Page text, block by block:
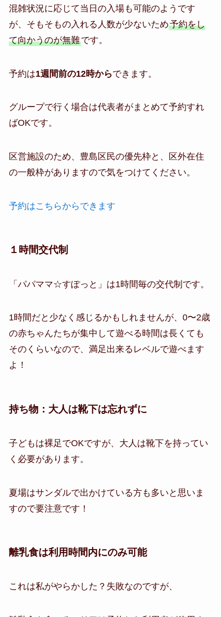
混雑状況に応じて当日の入場も可能のようです
が、そもそもの入れる人数が少ないため予約をし
て向かうのが無難です。
予約は1週間前の12時からできます。
グループで行く場合は代表者がまとめて予約すれ
ばOKです。
区営施設のため、豊島区民の優先枠と、区外在住
の一般枠がありますので気をつけてください。
予約はこちらからできます
１時間交代制
「パパママ☆すぽっと」は1時間毎の交代制です。
1時間だと少なく感じるかもしれませんが、0〜2歳
の赤ちゃんたちが集中して遊べる時間は長くても
そのくらいなので、満足出来るレベルで遊べます
よ！
持ち物：大人は靴下は忘れずに
子どもは裸足でOKですが、大人は靴下を持ってい
く必要があります。
夏場はサンダルで出かけている方も多いと思いま
すので要注意です！
離乳食は利用時間内にのみ可能
これは私がやらかした？失敗なのですが、